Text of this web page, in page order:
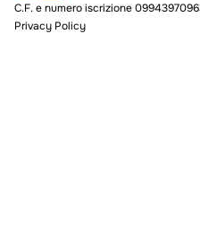
C.F. e numero iscrizione
Privacy Policy